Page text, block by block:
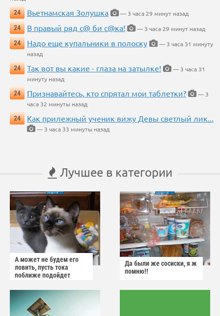
24
Вьетнамская Золушка
— 3 часа 29 минут назад
24
В правый ряд с@ би с@ка!
— 3 часа 29 минут назад
24
Надо еще купальники в полоску
— 3 часа 31 минуту
назад
24
Так вот вы какие - глаза на затылке!
— 3 часа 31
минуту назад
24
Признавайтесь, кто спрятал мои таблетки?
— 3
часа 32 минуты назад
24
Как прилежный ученик вижу Девы светлый лик...
— 3 часа 33 минуты назад
Лучшее в категории
А может не будем его
ловить, пусть тока
поближе подойдет
Да были же сосиски, я ж
помню!!